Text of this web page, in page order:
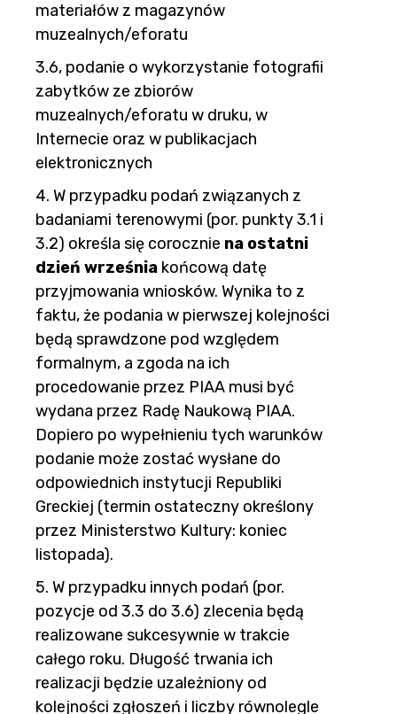
materiałów z magazynów
muzealnych/eforatu
3.6, podanie o wykorzystanie fotografii
zabytków ze zbiorów
muzealnych/eforatu w druku, w
Internecie oraz w publikacjach
elektronicznych
4. W przypadku podań związanych z
badaniami terenowymi (por. punkty 3.1 i
3.2) określa się corocznie na ostatni
dzień września końcową datę
przyjmowania wniosków. Wynika to z
faktu, że podania w pierwszej kolejności
będą sprawdzone pod względem
formalnym, a zgoda na ich
procedowanie przez PIAA musi być
wydana przez Radę Naukową PIAA.
Dopiero po wypełnieniu tych warunków
podanie może zostać wysłane do
odpowiednich instytucji Republiki
Greckiej (termin ostateczny określony
przez Ministerstwo Kultury: koniec
listopada).
5. W przypadku innych podań (por.
pozycje od 3.3 do 3.6) zlecenia będą
realizowane sukcesywnie w trakcie
całego roku. Długość trwania ich
realizacji będzie uzależniony od
kolejności zgłoszeń i liczby równolegle